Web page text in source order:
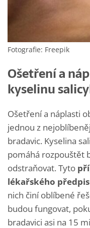
Fotografie: Freepik
Ošetření a
kyselinu
Ošetření a náplasti
jednou z
bradavic. Kyselina
pomáhá rozpouštět
odstraňovat. Tyto
lékařského
nich činí oblíbené
budou fungovat,
bradavici asi na 15